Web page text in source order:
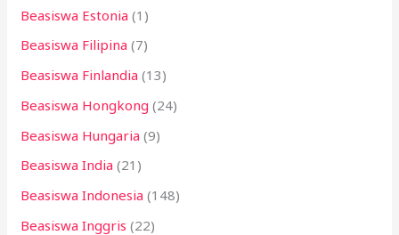
Beasiswa Estonia (1)
Beasiswa Filipina (7)
Beasiswa Finlandia (13)
Beasiswa Hongkong (24)
Beasiswa Hungaria (9)
Beasiswa India (21)
Beasiswa Indonesia (148)
Beasiswa Inggris (22)